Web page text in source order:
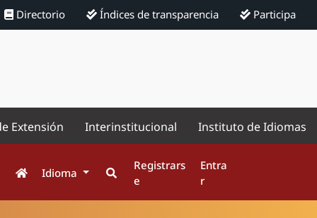
Directorio Índices de transparencia Participa
Extensión Interinstitucional Instituto de Idiomas
Idioma
Registrars
e
Entra
r